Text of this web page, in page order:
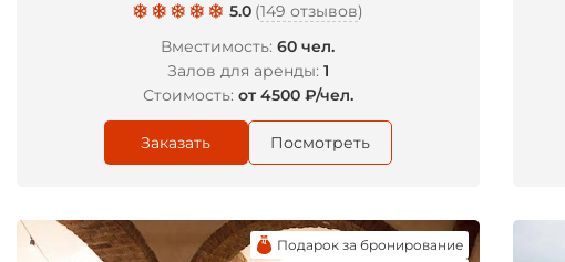
5.0 (149 отзывов)
Вместимость:60 чел.
Залов для аренды: 1
Стоимость: от 4500 ₽/чел.
Заказать Посмотреть
Подарок за бронирование